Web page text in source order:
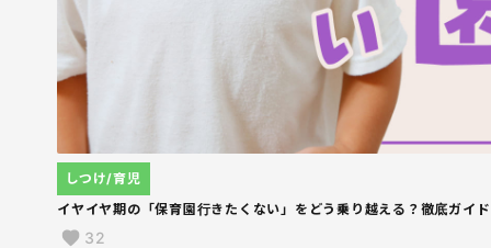
イヤイヤ期の「保育園行きたくない」をどう乗り越える？徹底ガイ
しつけ/育児
32